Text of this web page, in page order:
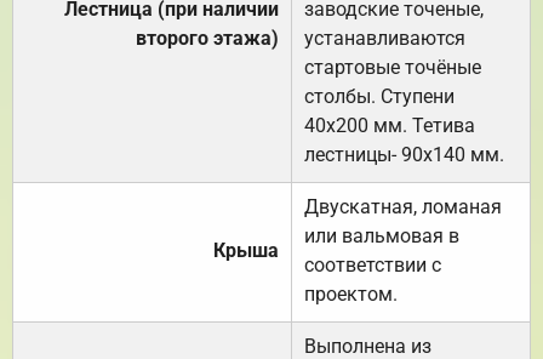
Лестница (при наличии
второго этажа)
заводские точеные,
устанавливаются
стартовые точёные
столбы. Ступени
40х200 мм. Тетива
лестницы- 90х140 мм.
Крыша
Двускатная, ломаная
или вальмовая в
соответствии с
проектом.
Выполнена из